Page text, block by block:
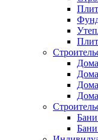
Дома
Бани